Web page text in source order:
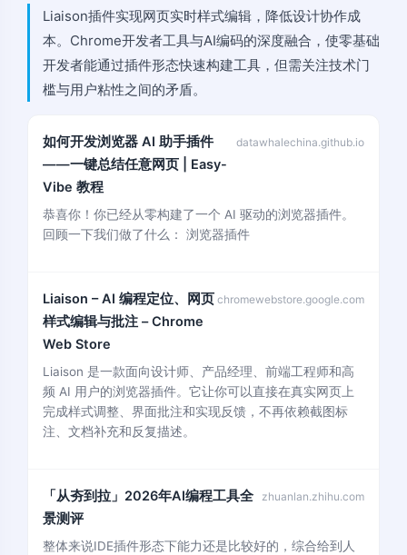
Liaison插件实现网页实时样式编辑，降低设计协作成
本。Chrome开发者工具与AI编码的深度融合，使零基础
开发者能通过插件形态快速构建工具，但需关注技术门
槛与用户粘性之间的矛盾。
如何开发浏览器 AI 助手插件
——一键总结任意网页 | Easy-
Vibe 教程
datawhalechina.github.io
恭喜你！你已经从零构建了一个 AI 驱动的浏览器插件。
回顾一下我们做了什么： 浏览器插件
Liaison – AI 编程定位、网页
样式编辑与批注 – Chrome
Web Store
chromewebstore.google.com
Liaison 是一款面向设计师、产品经理、前端工程师和高
频 AI 用户的浏览器插件。它让你可以直接在真实网页上
完成样式调整、界面批注和实现反馈，不再依赖截图标
注、文档补充和反复描述。
「从夯到拉」2026年AI编程工具全
景测评
zhuanlan.zhihu.com
整体来说IDE插件形态下能力还是比较好的，综合给到人